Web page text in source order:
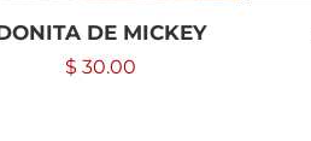
DE MICKEY
$ 30.00